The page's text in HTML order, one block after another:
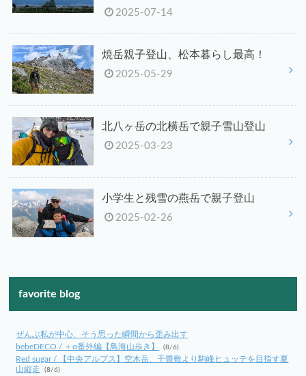
2025-07-14
焼岳親子登山、松本暮らし最高！
2025-05-29
北八ヶ岳の北横岳で親子雪山登山
2025-03-23
小学生と残雪の燕岳で親子登山
2025-02-26
favorite blog
ぜんぶ私が中心、そう思った瞬間から歪み出す
bebeDECO / ＋α番外編【鳥海山歩き】
(8/6)
Red sugar / 【中央アルプス】空木岳、千畳敷より駒峰ヒュッテを目指す夏
山縦走
(8/6)